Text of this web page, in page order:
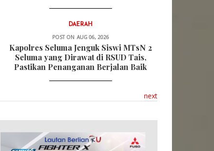
DAERAH
POST ON AUG 06, 2026
Kapolres Seluma Jenguk Siswi MTsN 2
Seluma yang Dirawat di RSUD Tais,
Pastikan Penanganan Berjalan Baik
next